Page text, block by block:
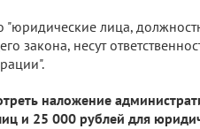
"юридические лица,
закона, несут
наложение
и 25 000 рублей для